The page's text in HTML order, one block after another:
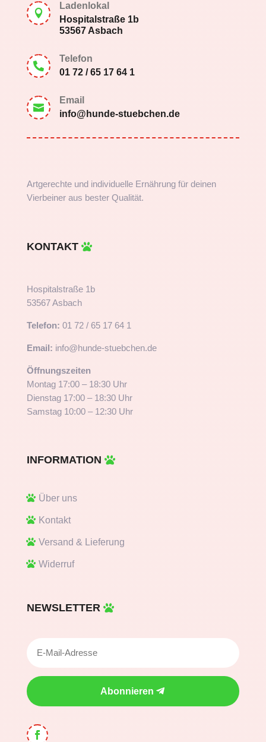

Ladenlokal
Hospitalstraße 1b
53567 Asbach

Telefon
01 72 / 65 17 64 1

Email
info@hunde-stuebchen.de
Artgerechte und individuelle Ernährung für deinen
Vierbeiner aus bester Qualität.
KONTAKT
Hospitalstraße 1b
53567 Asbach
Telefon: 01 72 / 65 17 64 1
Email: info@hunde-stuebchen.de
Öffnungszeiten
Montag 17:00 – 18:30 Uhr
Dienstag 17:00 – 18:30 Uhr
Samstag 10:00 – 12:30 Uhr
INFORMATION
Über uns
Kontakt
Versand & Lieferung
Widerruf
NEWSLETTER
Abonnieren